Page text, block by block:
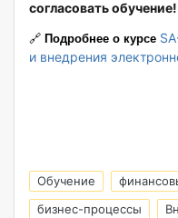
согласовать обучение!
🔗 Подробнее о курсе
и внедрения
Обучение
бизнес-процессы